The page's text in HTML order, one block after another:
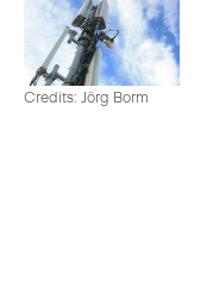
Credits: Jörg Borm